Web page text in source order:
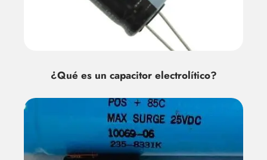
¿Qué es un capacitor electrolítico?